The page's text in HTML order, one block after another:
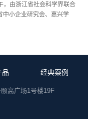
，由浙江省社会科学界联合
中小企业研究会、嘉兴学
展研究会三家单位承办的
品 经典案例
高广场1号楼19F